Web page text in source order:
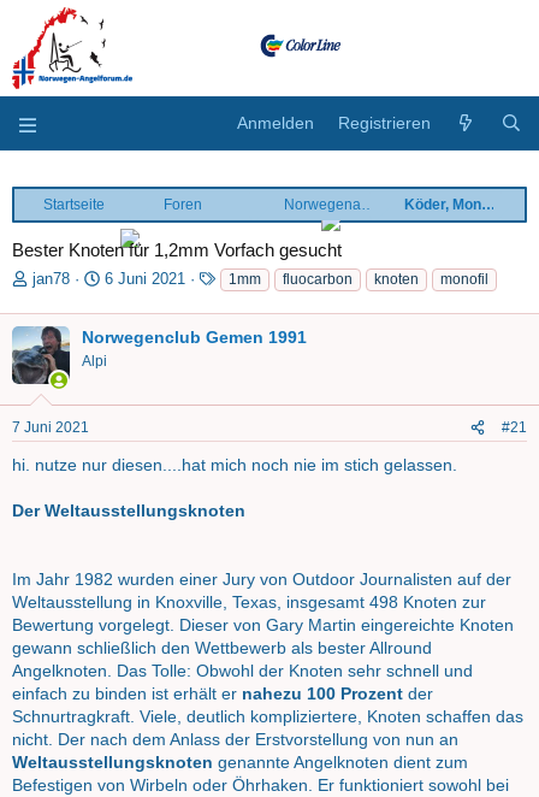
Anmelden Registrieren
Startseite Foren Norwegenangeln praktisch Köder, Montagen
Bester Knoten für 1,2mm Vorfach gesucht
E
t
e
l
l
e
jan78
E
t
e
l
m
6 Juni 2021
S
l
w
t
1mm fluocarbon knoten monofil
Norwegenclub Gemen 1991
Alpi
7 Juni 2021 #21
hi. nutze nur diesen....hat mich noch nie im stich gelassen.
Der Weltausstellungsknoten
Im Jahr 1982 wurden einer Jury von Outdoor Journalisten auf der
Weltausstellung in Knoxville, Texas, insgesamt 498 Knoten zur
Bewertung vorgelegt. Dieser von Gary Martin eingereichte Knoten
gewann schließlich den Wettbewerb als bester Allround
Angelknoten. Das Tolle: Obwohl der Knoten sehr schnell und
einfach zu binden ist erhält er nahezu 100 Prozent der
Schnurtragkraft. Viele, deutlich kompliziertere, Knoten schaffen das
nicht. Der nach dem Anlass der Erstvorstellung von nun an
Weltausstellungsknoten genannte Angelknoten dient zum
Befestigen von Wirbeln oder Öhrhaken. Er funktioniert sowohl bei